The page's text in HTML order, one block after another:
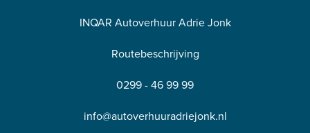
INQAR Autoverhuur Adrie Jonk
Routebeschrijving
0299 - 46 99 99
info@autoverhuuradriejonk.nl